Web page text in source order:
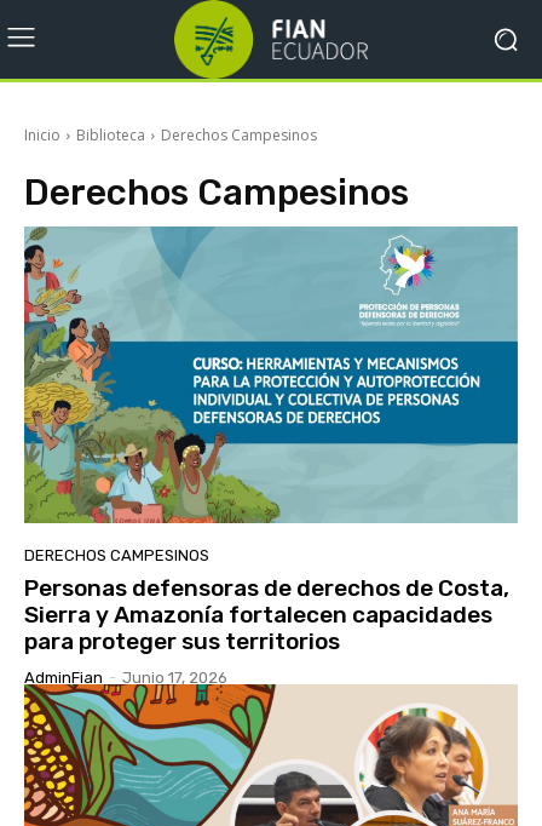
Inicio Biblioteca Derechos Campesinos
Derechos Campesinos
DERECHOS CAMPESINOS
Personas defensoras de derechos de Costa,
Sierra y Amazonía fortalecen capacidades
para proteger sus territorios
AdminFian - Junio 17, 2026